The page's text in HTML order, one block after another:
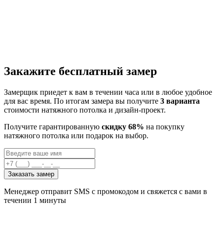
Закажите бесплатный замер
Замерщик приедет к вам в течении часа или в любое удобное
для вас время. По итогам замера вы получите 3 варианта
стоимости натяжного потолка и дизайн-проект.
Получите гарантированную скидку 68% на покупку
натяжного потолка или подарок на выбор.
Заказать замер
Менеджер отправит SMS с промокодом и свяжется с вами в
течении 1 минуты